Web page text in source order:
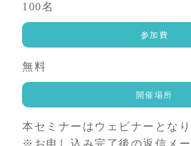
100名
参加費
無料
開催場所
本セミナーはウェビナーとなり